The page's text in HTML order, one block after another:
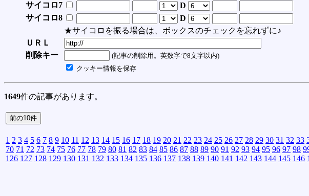
サイコロ7
D
サイコロ8
D
★サイコロを振る場合は、ボックスのチェックを忘れずに♪
ＵＲＬ
削除キー
(記事の削除用。英数字で8文字以内)
クッキー情報を保存
1649件の記事があります。
1 2 3 4 5 6 7 8 9 10 11 12 13 14 15 16 17 18 19 20 21 22 23 24 25 26 27 28 29 30 31 32 33
70 71 72 73 74 75 76 77 78 79 80 81 82 83 84 85 86 87 88 89 90 91 92 93 94 95 96 97 98
126 127 128 129 130 131 132 133 134 135 136 137 138 139 140 141 142 143 144 145 146